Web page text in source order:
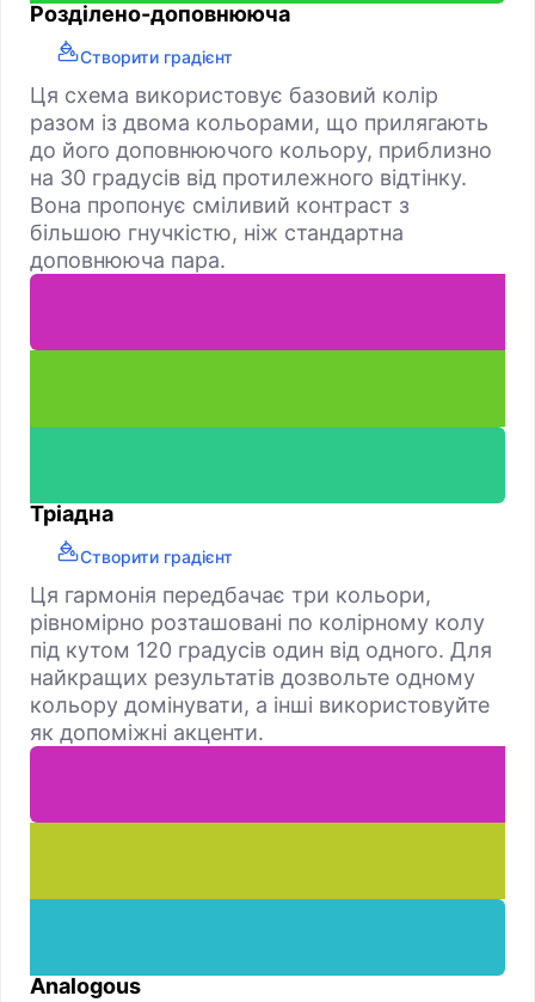
Розділено-доповнююча
Створити градієнт
Ця схема використовує базовий колір
разом із двома кольорами, що прилягають
до його доповнюючого кольору, приблизно
на 30 градусів від протилежного відтінку.
Вона пропонує сміливий контраст з
більшою гнучкістю, ніж стандартна
доповнююча пара.
Тріадна
Створити градієнт
Ця гармонія передбачає три кольори,
рівномірно розташовані по колірному колу
під кутом 120 градусів один від одного. Для
найкращих результатів дозвольте одному
кольору домінувати, а інші використовуйте
як допоміжні акценти.
Analogous